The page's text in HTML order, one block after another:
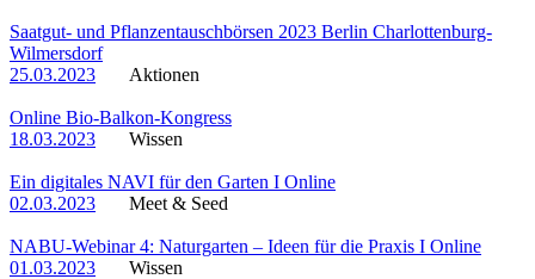
Saatgut- und Pflanzentauschbörsen 2023 Berlin Charlottenburg-
Wilmersdorf
25.03.2023
Aktionen
Online Bio-Balkon-Kongress
18.03.2023
Wissen
Ein digitales NAVI für den Garten I Online
02.03.2023
Meet & Seed
NABU-Webinar 4: Naturgarten – Ideen für die Praxis I Online
01.03.2023
Wissen